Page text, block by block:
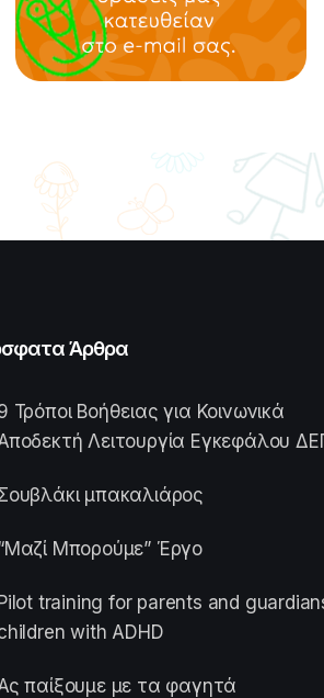
Άρθρα
Τρόποι Βοήθειας για Κοινωνικά
Λειτουργία Εγκεφάλου
μπακαλιάρος
Μπορούμε” Έργο
training for parents and
with ADHD
παίξουμε με τα φαγητά